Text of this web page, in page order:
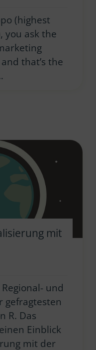
(highest
you ask the
that’s the
mit
und
gefragtesten
R. Das
Einblick
mit der